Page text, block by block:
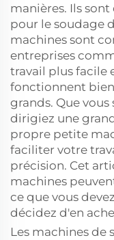
manières. Ils
pour le soudage
machines sont
entreprises
travail plus facile
fonctionnent
grands. Que
dirigiez une
propre petite
faciliter votre
précision. Cet
machines
ce que vous
décidez d'en
Les machines de